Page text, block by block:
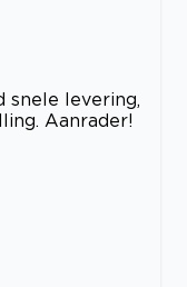
snele levering,
Aanrader!